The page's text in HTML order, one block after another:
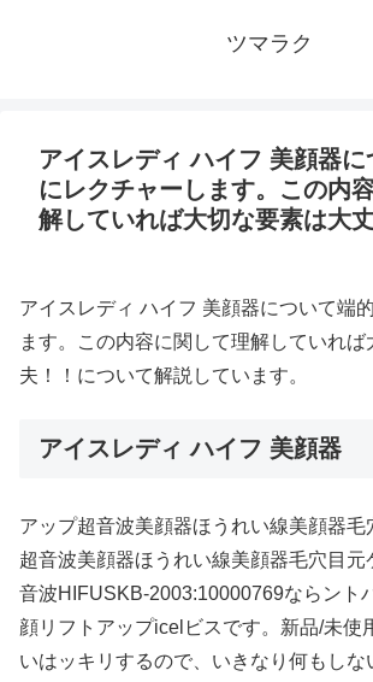
ツマラク
アイスレディ ハイフ 美顔器に
にレクチャーします。この内
解していれば大切な要素は大
アイスレディ ハイフ 美顔器について端
ます。この内容に関して理解していれば
夫！！について解説しています。
アイスレディ ハイフ 美顔器
アップ超音波美顔器ほうれい線美顔器毛
超音波美顔器ほうれい線美顔器毛穴目元
音波HIFUSKB-2003:10000769ならント
顔リフトアップicelビスです。新品/未使
いはッキリするので、いきなり何もしな